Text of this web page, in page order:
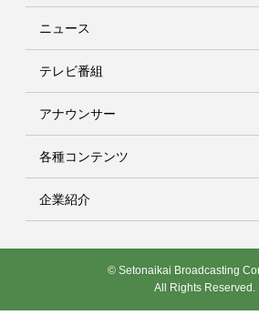
ニュース
テレビ番組
アナウンサー
各種コンテンツ
企業紹介
© Setonaikai Broadcasting
All Rights Reserved.